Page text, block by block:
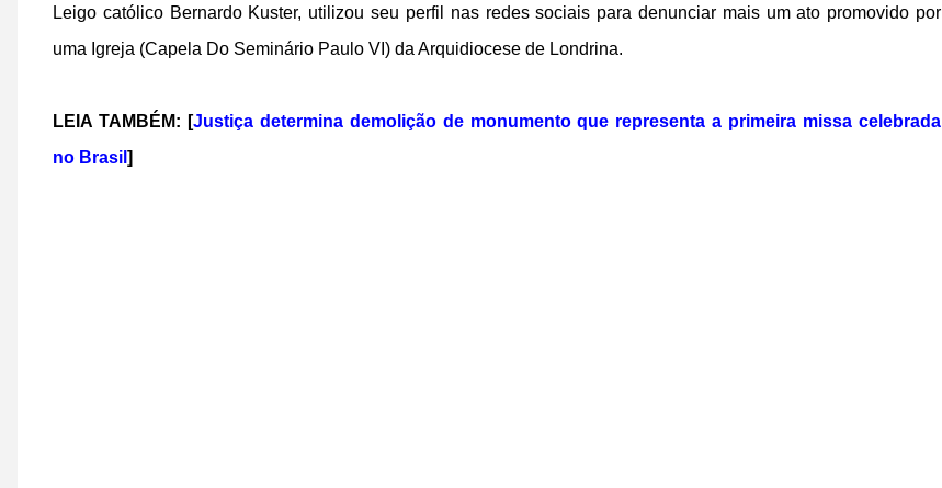
Leigo católico Bernardo Kuster, utilizou seu perfil nas redes sociais para denunciar mais um ato promovido por
uma Igreja (Capela Do Seminário Paulo VI) da Arquidiocese de Londrina.
LEIA TAMBÉM: [Justiça determina demolição de monumento que representa a primeira missa celebrada
no Brasil ]